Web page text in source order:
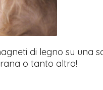
di legno su una
o tanto altro!